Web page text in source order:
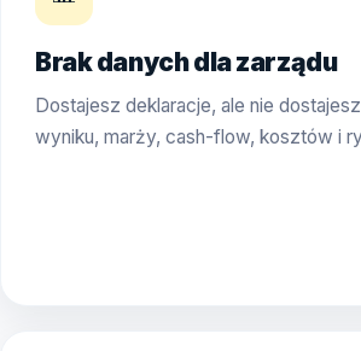
Brak danych dla zarządu
Dostajesz deklaracje, ale nie
wyniku, marży, cash-flow, kosztów i